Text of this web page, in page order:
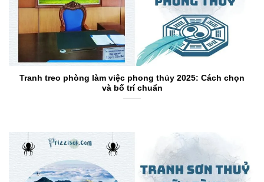
Tranh treo phòng làm việc phong thủy 2025: Cách chọn
và bố trí chuẩn